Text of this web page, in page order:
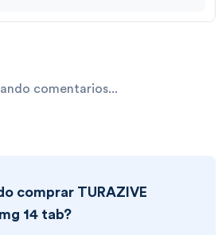
comentarios...
comprar TURAZIVE
14 tab?